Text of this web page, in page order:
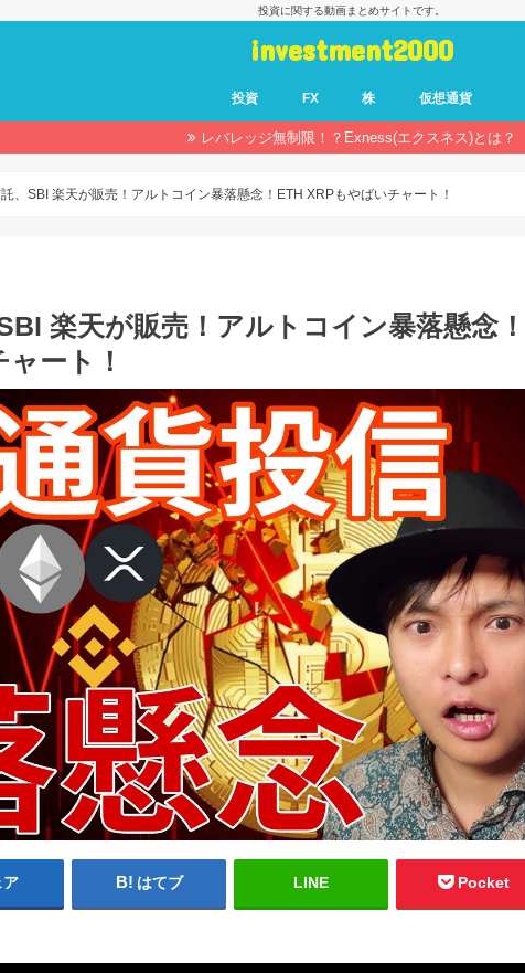
投資に関する動画まとめサイトです。
investment2000
投資 FX 株 仮想通貨
レバレッジ無制限！？Exness(エクスネス)とは？
、SBI 楽天が販売！アルトコイン暴落懸念！ETH XRPもやばいチャート！
楽天が販売！アルトコイン暴落懸念！
ート！
ア はてブ LINE Pocket